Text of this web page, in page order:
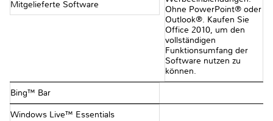
Mitgelieferte Software
Ohne PowerPoint® oder
Outlook®. Kaufen Sie
Office 2010, um den
vollständigen
Funktionsumfang der
Software nutzen zu
können.
Bing™ Bar
Windows Live™ Essentials